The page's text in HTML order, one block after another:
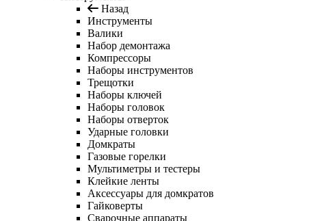
Назад
Инструменты
Валики
Набор демонтажа
Компрессоры
Наборы инструментов
Трещотки
Наборы ключей
Наборы головок
Наборы отверток
Ударные головки
Домкраты
Газовые горелки
Мультиметры и тестеры
Клейкие ленты
Аксессуары для домкратов
Гайковерты
Сварочные аппараты